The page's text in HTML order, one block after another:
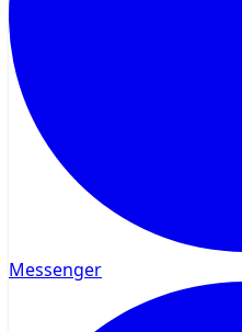
Messenger